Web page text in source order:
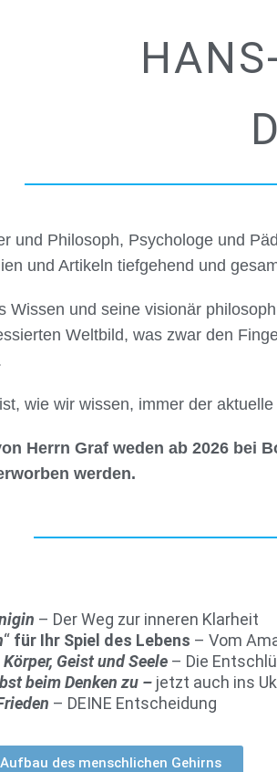
und Philosoph, Psychologe und
und Artikeln tiefgehend und
Wissen und seine visionär
Weltbild, was zwar den
wie wir wissen, immer der
Herrn Graf weden ab 2026 bei
werden.
– Der Weg zur inneren Klarheit
“ für Ihr Spiel des Lebens – Vom
Geist und Seele – Die
beim Denken zu – jetzt auch ins
– DEINE Entscheidung
des menschlichen Gehirns